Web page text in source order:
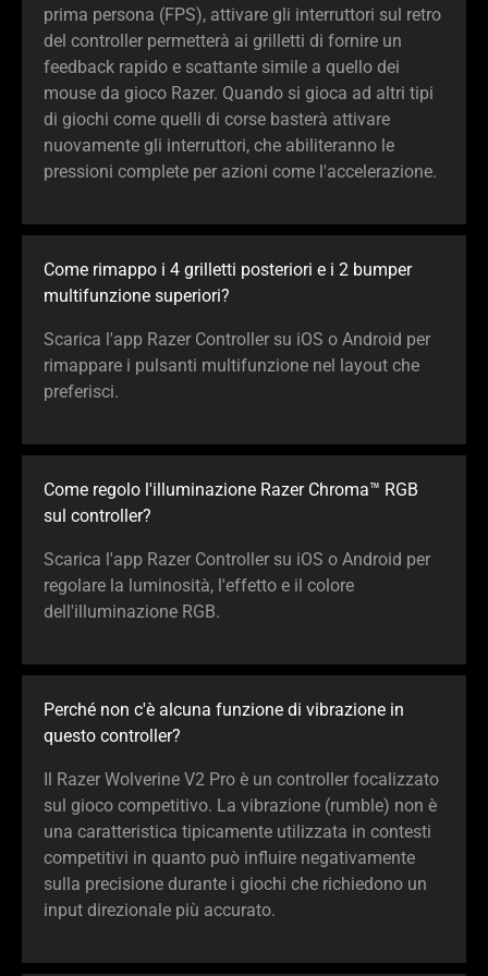
prima persona (FPS), attivare gli interruttori sul retro
del controller permetterà ai grilletti di fornire un
feedback rapido e scattante simile a quello dei
mouse da gioco Razer. Quando si gioca ad altri tipi
di giochi come quelli di corse basterà attivare
nuovamente gli interruttori, che abiliteranno le
pressioni complete per azioni come l'accelerazione.
Come rimappo i 4 grilletti posteriori e i 2 bumper
multifunzione superiori?
Scarica l'app Razer Controller su iOS o Android per
rimappare i pulsanti multifunzione nel layout che
preferisci.
Come regolo l'illuminazione Razer Chroma™ RGB
sul controller?
Scarica l'app Razer Controller su iOS o Android per
regolare la luminosità, l'effetto e il colore
dell'illuminazione RGB.
Perché non c'è alcuna funzione di vibrazione in
questo controller?
Il Razer Wolverine V2 Pro è un controller focalizzato
sul gioco competitivo. La vibrazione (rumble) non è
una caratteristica tipicamente utilizzata in contesti
competitivi in quanto può influire negativamente
sulla precisione durante i giochi che richiedono un
input direzionale più accurato.